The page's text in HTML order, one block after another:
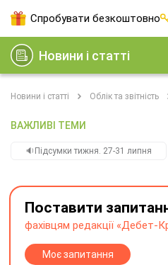
Спробувати безкоштовно
Новини і статті
Новини і статті Облік та звітність
ВАЖЛИВІ ТЕМИ
🔉Підсумки тижня. 27-31 липня
Поставити
фахівцям редакції «Дебет-
Моє запитання